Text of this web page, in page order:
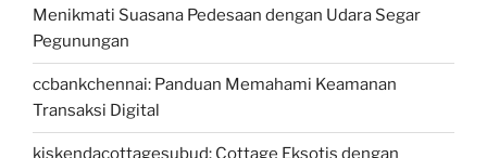
Menikmati Suasana Pedesaan dengan Udara Segar
Pegunungan
ccbankchennai: Panduan Memahami Keamanan
Transaksi Digital
kiskendacottagesubud: Cottage Eksotis dengan